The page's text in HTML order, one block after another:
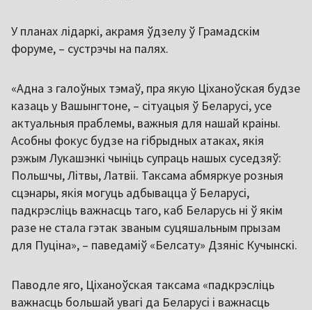
У планах лідаркі, акрамя ўдзелу ў Грамадскім
форуме, – сустрэчы на палях.
«Адна з галоўных тэмаў, пра якую Ціханоўская будзе
казаць у Вашынгтоне, – сітуацыя ў Беларусі, усе
актуальныя праблемы, важныя для нашай краіны.
Асобны фокус будзе на гібрыдных атаках, якія
рэжым Лукашэнкі чыніць супраць нашых суседзяў:
Польшчы, Літвы, Латвіі. Таксама абмяркуе розныя
сцэнары, якія могуць адбывацца ў Беларусі,
падкрэсліць важнасць таго, каб Беларусь ні ў якім
разе не стала гэтак званым суцяшальным прызам
для Пуціна», – паведаміў «Белсату» Дзяніс Кучынскі.
Паводле яго, Ціханоўская таксама «падкрэсліць
важнасць большай увагі да Беларусі і важнасць